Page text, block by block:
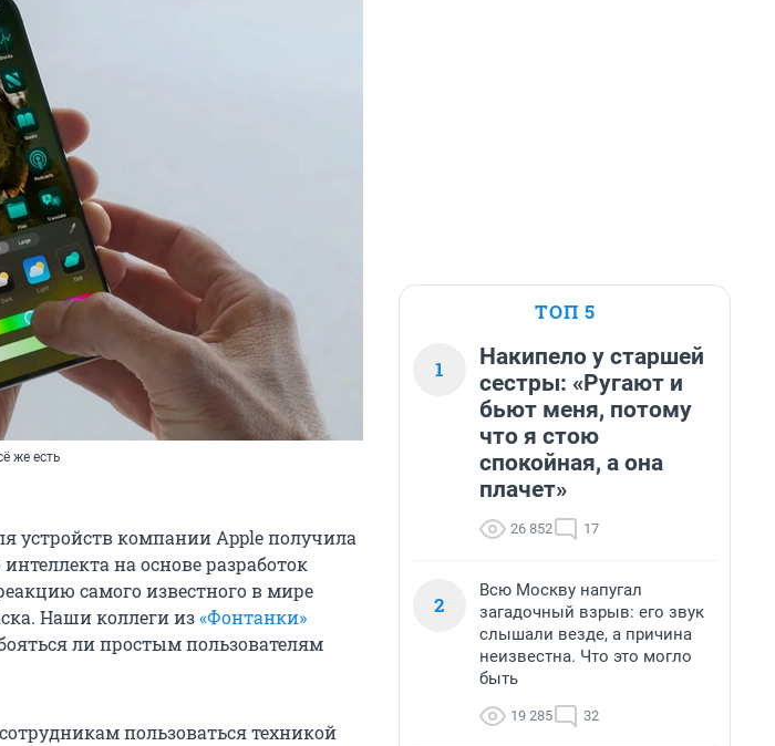
же есть
устройств компании Apple получила
на основе разработок
самого известного в мире
Наши коллеги из«Фонтанки»
ли простым пользователям
пользоваться техникой
ТОП 5
1
Накипело у старшей
сестры: «Ругают и
бьют меня, потому
что я стою
спокойная, а она
плачет»
26 852 17
2
Всю Москву напугал
загадочный взрыв: его звук
слышали везде, а причина
неизвестна. Что это могло
быть
19 285 32